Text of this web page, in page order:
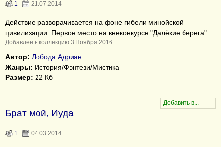
1 21.07.2014
Действие разворачивается на фоне гибели минойской
цивилизации. Первое место на внеконкурсе "Далёкие берега".
Добавлен в коллекцию 3 Ноября 2016
Автор: Лобода Адриан
Жанры: История/Фэнтези/Мистика
Размер: 22 Кб
Брат мой, Иуда
1 04.03.2014